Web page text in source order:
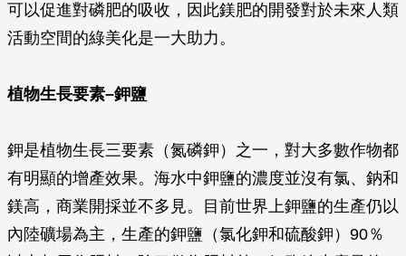
可以促進對磷肥的吸收，因此鎂肥的開發對於未來人類
活動空間的綠美化是一大助力。
植物生長要素–鉀鹽
鉀是植物生長三要素（氮磷鉀）之一，對大多數作物都
有明顯的增產效果。海水中鉀鹽的濃度並沒有氯、鈉和
鎂高，商業開採並不多見。目前世界上鉀鹽的生產仍以
內陸礦場為主，生產的鉀鹽（氯化鉀和硫酸鉀）90％